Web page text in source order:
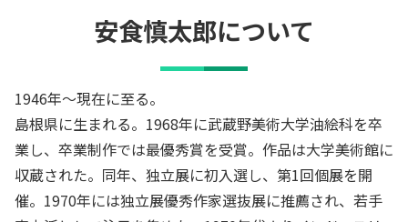
安食慎太郎について
1946年～現在に至る。
島根県に生まれる。1968年に武蔵野美術大学油絵科を卒
業し、卒業制作では最優秀賞を受賞。作品は大学美術館に
収蔵された。同年、独立展に初入選し、第1回個展を開
催。1970年には独立展優秀作家選抜展に推薦され、若手